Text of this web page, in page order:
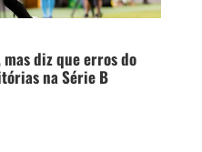
diz que erros do
na Série B